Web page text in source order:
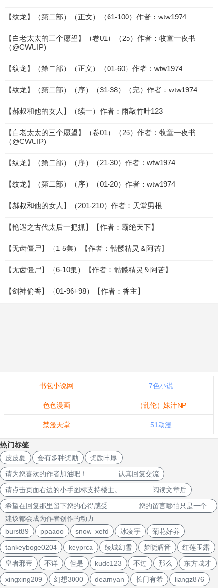
【纹龙】（第二部）（正文）（61-100）作者：wtw1974
【白老太太的三个愿望】（卷01）（25）作者：牧童一夜书
（@CWUIP)
【纹龙】（第二部）（正文）（01-60）作者：wtw1974
【纹龙】（第二部）（序）（31-38）（完）作者：wtw1974
【郝叔和他的女人】（续一）作者：雨敲竹叶123
【白老太太的三个愿望】（卷01）（26）作者：牧童一夜书
（@CWUIP)
【纹龙】（第二部）（序）（21-30）作者：wtw1974
【纹龙】（第二部）（序）（01-20）作者：wtw1974
【郝叔和他的女人】（201-210）作者：天堂男根
【艳遇之古代太后一把抓】【作者：霸绝天下】
【无齿僵尸】（1-5集）【作者：骷髅精灵＆阿苦】
【无齿僵尸】（6-10集）【作者：骷髅精灵＆阿苦】
【剑神偷香】（01-96+98）【作者：香主】
书包小说网 7色小说
色色漫画 （乱伦）妹汁NP
禁漫天堂 51动漫
热门标签
皮皮夏 会有多种奖励 奖励丰厚
请为您喜欢的作者加油吧！ 认真回复交流
请点击页面右边的小手图标支持楼主。 阅读文章后
希望在回复那里留下您的心得感受 您的留言哪怕只是一个
建议都会成为作者创作的动力
burst89
ppaaoo snow_xefd 冰凌宇 菊花好养
tankeyboge0204 keyprca 绫城幻雪 梦晓辉音 红莲玉露
皇者邪帝 不详 但是 kudo123 不过 那么 东方城才
xingxing209 幻想3000 dearnyan 长门有希 liangz876